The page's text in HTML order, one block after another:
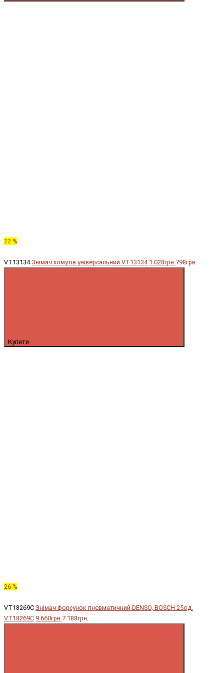
22 %
VT13134 Знімач хомутів універсальний VT13134 1 028грн.798грн.
Купити
26 %
VT18269C Знімач форсунок пневматичний DENSO, BOSCH 25од.
VT18269C 9 660грн.7 188грн.